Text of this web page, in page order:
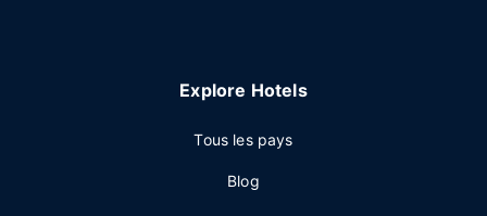
Explore Hotels
Tous les pays
Blog